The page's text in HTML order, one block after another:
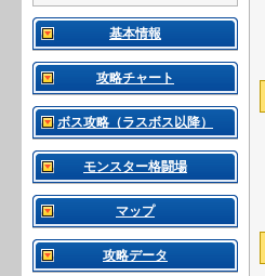
基本情報
攻略チャート
ボス攻略（ラスボス以降）
モンスター格闘場
マップ
攻略データ